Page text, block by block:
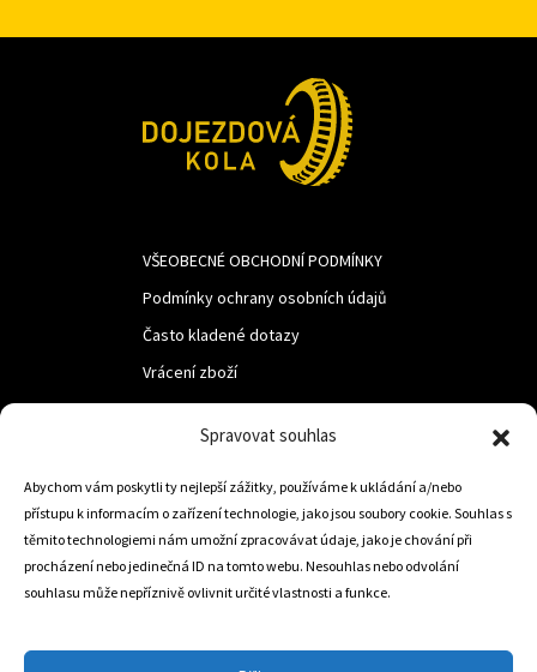
Spravovat souhlas
Abychom vám poskytli ty nejlepší zážitky, používáme k ukládání a/nebo
přístupu k informacím o zařízení technologie, jako jsou soubory cookie. Souhlas s
těmito technologiemi nám umožní zpracovávat údaje, jako je chování při
procházení nebo jedinečná ID na tomto webu. Nesouhlas nebo odvolání
souhlasu může nepříznivě ovlivnit určité vlastnosti a funkce.
VŠEOBECNÉ OBCHODNÍ PODMÍNKY
Podmínky ochrany osobních údajů
Často kladené dotazy
Vrácení zboží
LUF s.r.o.
Nám. M.R.Štefanika 518,
Trstená 02801